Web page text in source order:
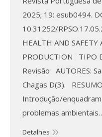
2025; 19: esub0494.
10.31252/
HEALTH AND SAFETY
PRODUCTION TIPO
Revisão AUTORES:
Chagas D(3). RESUMO
Introdução/
problemas
Detalhes